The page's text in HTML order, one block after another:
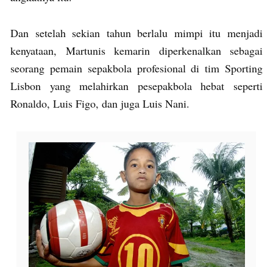
Dan setelah sekian tahun berlalu mimpi itu menjadi
kenyataan, Martunis kemarin diperkenalkan sebagai
seorang pemain sepakbola profesional di tim Sporting
Lisbon yang melahirkan pesepakbola hebat seperti
Ronaldo, Luis Figo, dan juga Luis Nani.